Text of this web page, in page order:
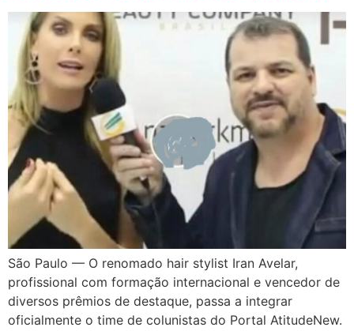
São Paulo — O renomado hair stylist Iran Avelar,
profissional com formação internacional e vencedor de
diversos prêmios de destaque, passa a integrar
oficialmente o time de colunistas do Portal AtitudeNew.